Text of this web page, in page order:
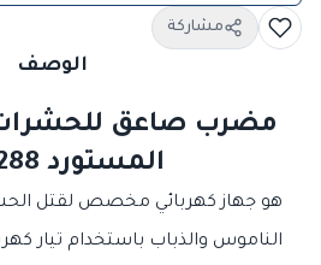
مشاركة
الوصف
مضرب صاعق للحشرات
المستورد LTD-288
هو جهاز كهربائي مخصص لقتل